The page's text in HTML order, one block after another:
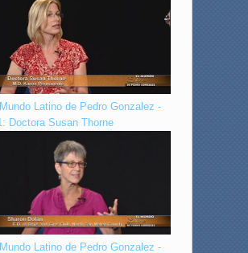
Latino de Pedro Gonzalez -
Doctora Susan Thorne
Latino de Pedro Gonzalez -